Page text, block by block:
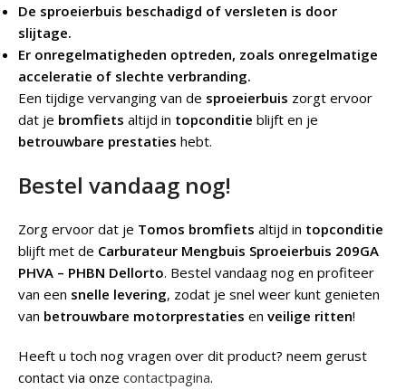
De sproeierbuis beschadigd of versleten is door
slijtage.
Er onregelmatigheden optreden, zoals onregelmatige
acceleratie of slechte verbranding.
Een tijdige vervanging van de sproeierbuis zorgt ervoor
dat je bromfiets altijd in topconditie blijft en je
betrouwbare prestaties hebt.
Bestel vandaag nog!
Zorg ervoor dat je Tomos bromfiets altijd in topconditie
blijft met de Carburateur Mengbuis Sproeierbuis 209GA
PHVA – PHBN Dellorto. Bestel vandaag nog en profiteer
van een snelle levering, zodat je snel weer kunt genieten
van betrouwbare motorprestaties en veilige ritten!
Heeft u toch nog vragen over dit product? neem gerust
contact via onze contactpagina.